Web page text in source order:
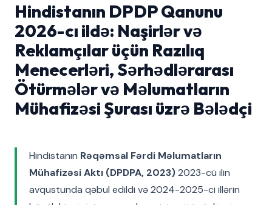
Hindistanın DPDP Qanunu
2026-cı ildə: Naşirlər və
Reklamçılar üçün Razılıq
Menecerləri, Sərhədlərarası
Ötürmələr və Məlumatların
Mühafizəsi Şurası üzrə Bələdçi
Hindistanın Rəqəmsal Fərdi Məlumatların
Mühafizəsi Aktı (DPDPA, 2023)2023-cü ilin
avqustunda qəbul edildi və 2024-2025-ci illərin